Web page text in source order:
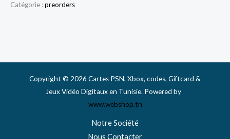
Catégorie :preorders
Copyright © 2026 Cartes PSN, Xbox, codes, Giftcard &
Jeux Vidéo Digitaux en Tunisie. Powered by
www.webshop.tn
Notre Société
Nous Contacter